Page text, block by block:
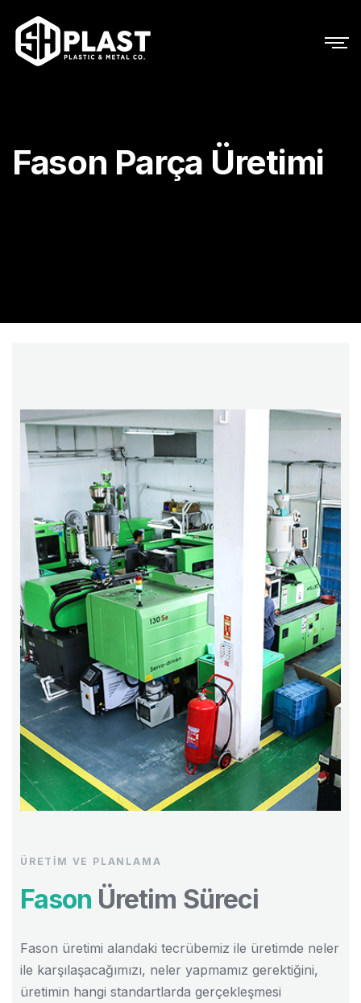
Fason Parça Üretimi
ÜRETIM VE PLANLAMA
Fason Üretim Süreci
Fason üretimi alandaki tecrübemiz ile üretimde neler
ile karşılaşacağımızı, neler yapmamız gerektiğini,
üretimin hangi standartlarda gerçekleşmesi